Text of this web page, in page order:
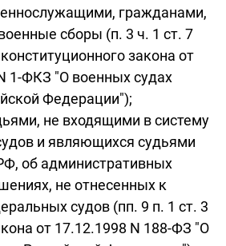
гражданами,
сборы (п. 3 ч. 1 ст. 7
закона от
1-ФКЗ "О военных судах
Федерации");
не входящими в систему
и являющихся судьями
об административных
не отнесенных к
судов (пп. 9 п. 1 ст. 3
от 17.12.1998 N 188-ФЗ "О